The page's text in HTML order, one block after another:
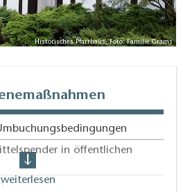
Zur Erholung bieten über
Grill und Liegewiese. Im
kann jedoch nicht an allen
Bettwäsche, Handtücher ,
sind im Preis
Historisches Pfarrhaus, Foto: Familie Grams
in öffentlichen
weiterlesen